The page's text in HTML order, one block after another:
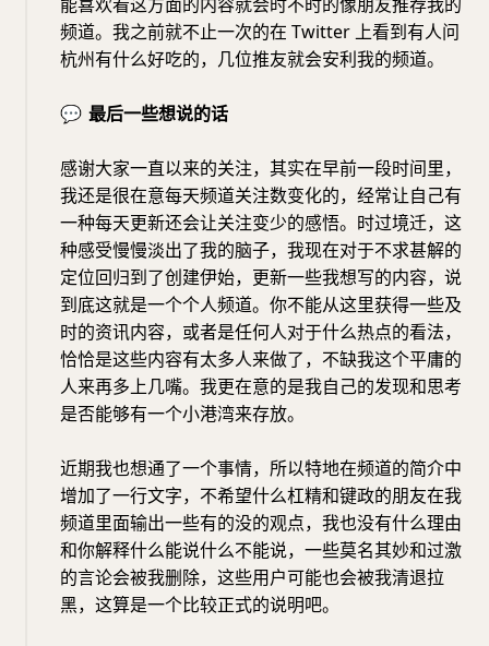
频道。我之前就不止一次的在 Twitter 上看到有人问
杭州有什么好吃的，几位推友就会安利我的频道。
💬 最后一些想说的话
感谢大家一直以来的关注，其实在早前一段时间里，
我还是很在意每天频道关注数变化的，经常让自己有
一种每天更新还会让关注变少的感悟。时过境迁，这
种感受慢慢淡出了我的脑子，我现在对于不求甚解的
定位回归到了创建伊始，更新一些我想写的内容，说
到底这就是一个个人频道。你不能从这里获得一些及
时的资讯内容，或者是任何人对于什么热点的看法，
恰恰是这些内容有太多人来做了，不缺我这个平庸的
人来再多上几嘴。我更在意的是我自己的发现和思考
是否能够有一个小港湾来存放。
近期我也想通了一个事情，所以特地在频道的简介中
增加了一行文字，不希望什么杠精和键政的朋友在我
频道里面输出一些有的没的观点，我也没有什么理由
和你解释什么能说什么不能说，一些莫名其妙和过激
的言论会被我删除，这些用户可能也会被我清退拉
黑，这算是一个比较正式的说明吧。